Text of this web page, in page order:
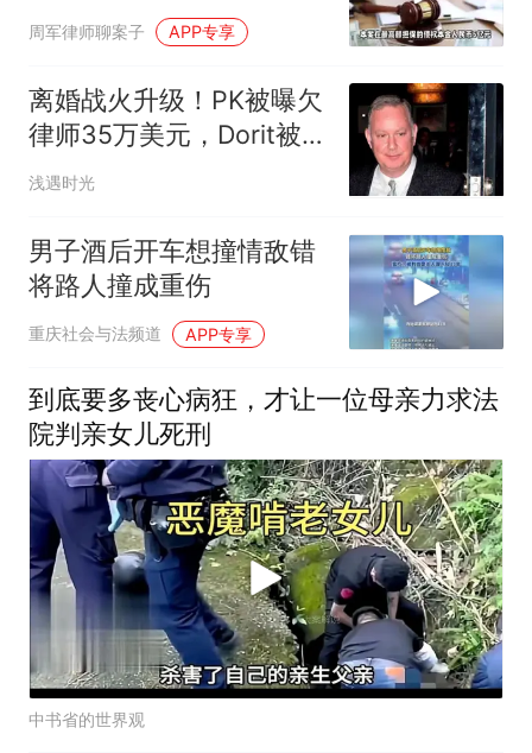
实现债权的费用？
周军律师聊案子 APP专享
离婚战火升级！PK被曝欠
律师35万美元，Dorit被指
花90万买衣
浅遇时光
男子酒后开车想撞情敌错
将路人撞成重伤
重庆社会与法频道 APP专享
到底要多丧心病狂，才让一位母亲力求法
院判亲女儿死刑
中书省的世界观